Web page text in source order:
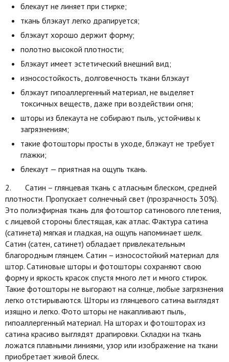
блекаут не линяет при стирке;
ткань блэкаут легко драпируется;
блэкаут хорошо держит форму;
полотно высокой плотности;
Блэкаут имеет эстетический внешний вид;
износостойкость, долговечность ткани блэкаут
блэкаут гипоаллергенный материал, не выделяет
токсичных веществ, даже при воздействии огня;
шторы из блекаута не собирают пыль, устойчивы к
загрязнениям;
такие фотошторы просты в уходе, блэкаут не требует
глажки;
блекаут — приятная на ощупь ткань.
2. Сатин – глянцевая ткань с атласным блеском, средней
плотности. Пропускает солнечный свет (прозрачность 30%).
Это полиэфирная ткань для фотоштор сатинового плетения,
с лицевой стороны блестящая, как атлас. Фактура сатина
(сатинета) мягкая и гладкая, на ощупь напоминает шелк.
Сатин (сатен, сатинет) обладает привлекательным
благородным глянцем. Сатин – износостойкий материал для
штор. Сатиновые шторы и фотошторы сохраняют свою
форму и яркость красок спустя много лет и много стирок.
Такие фотошторы не выгорают на солнце, любые загрязнения
легко отстирываются. Шторы из глянцевого сатина выглядят
изящно и легко. Фото шторы не накапливают пыль,
гипоаллергенный материал. На шторах и фотошторах из
сатина красиво выглядят драпировки. Складки на ткань
ложатся плавными линиями, узор или изображение на ткани
приобретает живой блеск.